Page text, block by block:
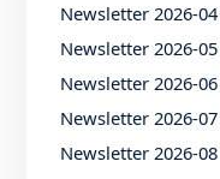
Newsletter 2026-04
Newsletter 2026-05
Newsletter 2026-06
Newsletter 2026-07
Newsletter 2026-08